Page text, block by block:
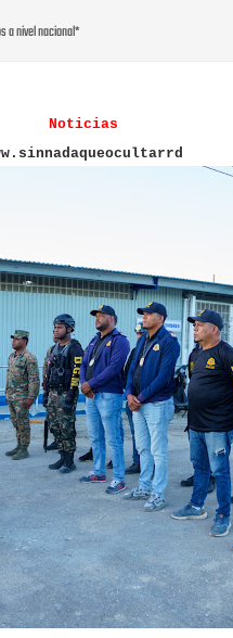
a nivel nacional*
Noticias